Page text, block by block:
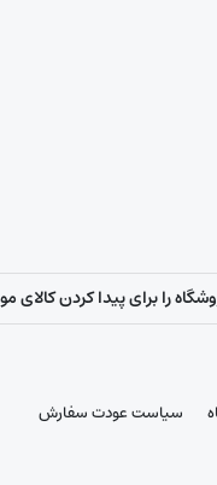
را برای پیدا کردن کالای
سیاست عودت سفارش